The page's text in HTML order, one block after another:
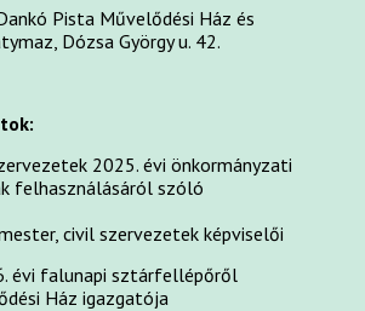
Pista Művelődési Ház és
Dózsa György u. 42.
2025. évi önkormányzati
felhasználásáról szóló
civil szervezetek képviselői
évi falunapi sztárfellépőről
Ház igazgatója